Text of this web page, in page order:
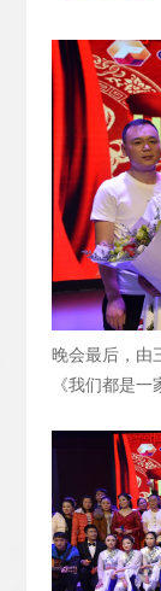
晚会最后，由
《我们都是一